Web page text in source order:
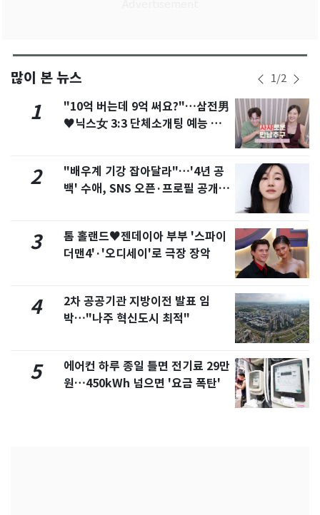
많이 본 뉴스 1/2
1
"10억 버는데 9억 써요?"…삼전男
♥닉스女 3:3 단체소개팅 예능 화
2
"배우계 기강 잡아달라"…'4년 공
백' 수애, SNS 오픈·프로필 공개
3
톰 홀랜드♥젠데이아 부부 '스파이
더맨4'·'오디세이'로 극장 장악
4
2차 공공기관 지방이전 발표 임
박…"나주 혁신도시 최적"
5
에어컨 하루 종일 틀면 전기료 29만
원…450kWh 넘으면 '요금 폭탄'